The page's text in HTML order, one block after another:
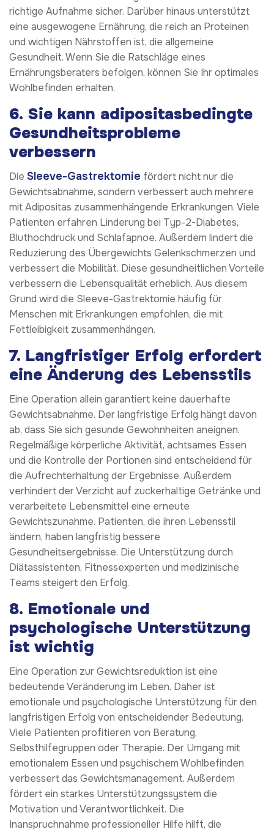
richtige Aufnahme sicher. Darüber hinaus unterstützt
eine ausgewogene Ernährung, die reich an Proteinen
und wichtigen Nährstoffen ist, die allgemeine
Gesundheit. Wenn Sie die Ratschläge eines
Ernährungsberaters befolgen, können Sie Ihr optimales
Wohlbefinden erhalten.
6. Sie kann adipositasbedingte
Gesundheitsprobleme
verbessern
Die Sleeve-Gastrektomie fördert nicht nur die
Gewichtsabnahme, sondern verbessert auch mehrere
mit Adipositas zusammenhängende Erkrankungen. Viele
Patienten erfahren Linderung bei Typ-2-Diabetes,
Bluthochdruck und Schlafapnoe. Außerdem lindert die
Reduzierung des Übergewichts Gelenkschmerzen und
verbessert die Mobilität. Diese gesundheitlichen Vorteile
verbessern die Lebensqualität erheblich. Aus diesem
Grund wird die Sleeve-Gastrektomie häufig für
Menschen mit Erkrankungen empfohlen, die mit
Fettleibigkeit zusammenhängen.
7. Langfristiger Erfolg erfordert
eine Änderung des Lebensstils
Eine Operation allein garantiert keine dauerhafte
Gewichtsabnahme. Der langfristige Erfolg hängt davon
ab, dass Sie sich gesunde Gewohnheiten aneignen.
Regelmäßige körperliche Aktivität, achtsames Essen
und die Kontrolle der Portionen sind entscheidend für
die Aufrechterhaltung der Ergebnisse. Außerdem
verhindert der Verzicht auf zuckerhaltige Getränke und
verarbeitete Lebensmittel eine erneute
Gewichtszunahme. Patienten, die ihren Lebensstil
ändern, haben langfristig bessere
Gesundheitsergebnisse. Die Unterstützung durch
Diätassistenten, Fitnessexperten und medizinische
Teams steigert den Erfolg.
8. Emotionale und
psychologische Unterstützung
ist wichtig
Eine Operation zur Gewichtsreduktion ist eine
bedeutende Veränderung im Leben. Daher ist
emotionale und psychologische Unterstützung für den
langfristigen Erfolg von entscheidender Bedeutung.
Viele Patienten profitieren von Beratung,
Selbsthilfegruppen oder Therapie. Der Umgang mit
emotionalem Essen und psychischem Wohlbefinden
verbessert das Gewichtsmanagement. Außerdem
fördert ein starkes Unterstützungssystem die
Motivation und Verantwortlichkeit. Die
Inanspruchnahme professioneller Hilfe hilft, die